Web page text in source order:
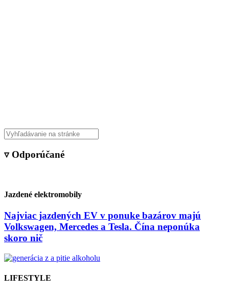
▿ Odporúčané
Jazdené elektromobily
Najviac jazdených EV v ponuke bazárov majú
Volkswagen, Mercedes a Tesla. Čína neponúka
skoro nič
LIFESTYLE